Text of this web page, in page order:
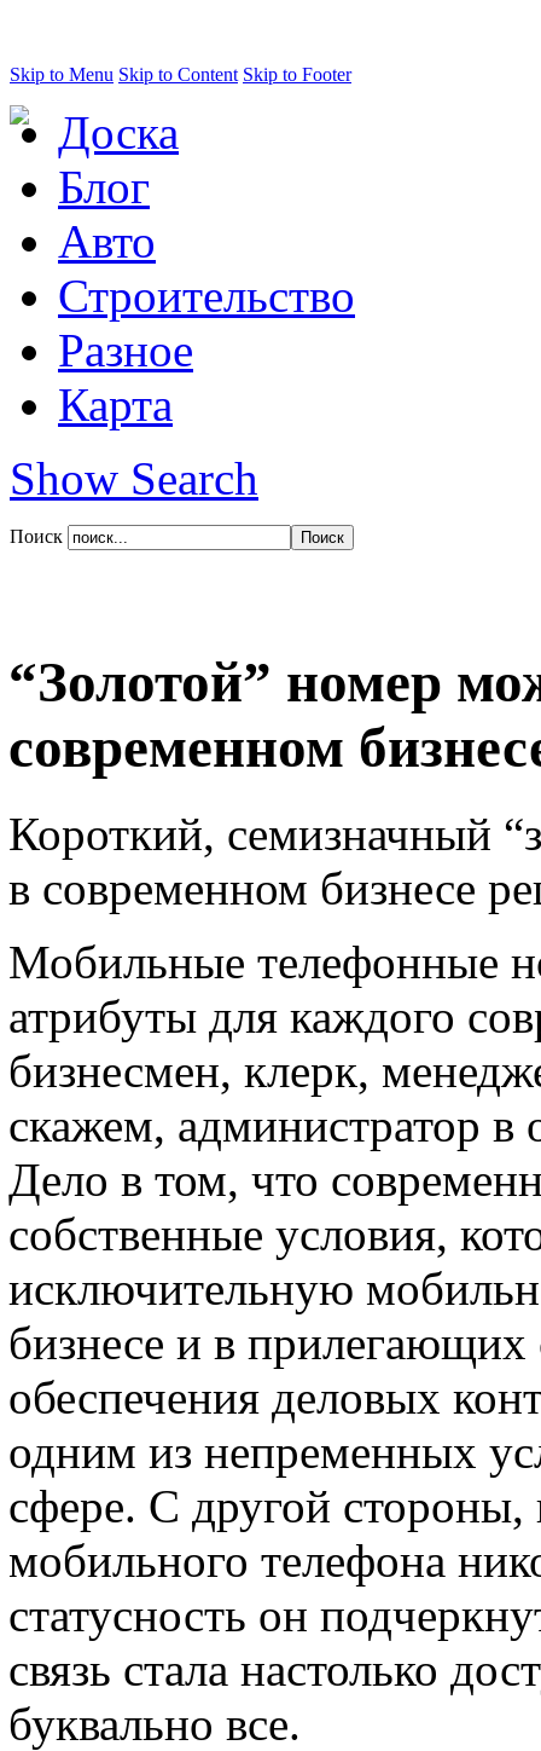
Skip to Menu Skip to Content Skip to Footer
Доска
Блог
Авто
Строительство
Разное
Карта
Show Search
Поиск
“Золотой” номер
современном
Короткий, семизначный
в современном бизнесе
Мобильные телефонные
атрибуты для каждого
бизнесмен, клерк,
скажем, администратор в
Дело в том, что
собственные условия,
исключительную
бизнесе и в прилегающих
обеспечения деловых
одним из непременных
сфере. С другой
мобильного телефона
статусность он
связь стала настолько
буквально все.